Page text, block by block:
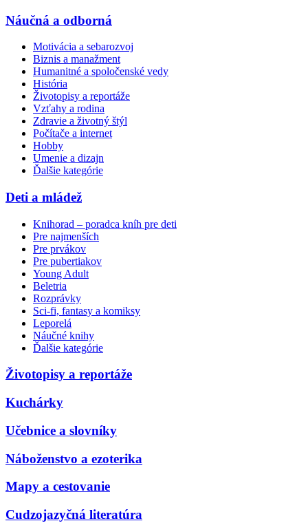
Náučná a odborná
Motivácia a sebarozvoj
Biznis a manažment
Humanitné a spoločenské vedy
História
Životopisy a reportáže
Vzťahy a rodina
Zdravie a životný štýl
Počítače a internet
Hobby
Umenie a dizajn
Ďalšie kategórie
Deti a mládež
Knihorad – poradca kníh pre deti
Pre najmenších
Pre prvákov
Pre pubertiakov
Young Adult
Beletria
Rozprávky
Sci-fi, fantasy a komiksy
Leporelá
Náučné knihy
Ďalšie kategórie
Životopisy a reportáže
Kuchárky
Učebnice a slovníky
Náboženstvo a ezoterika
Mapy a cestovanie
Cudzojazyčná literatúra